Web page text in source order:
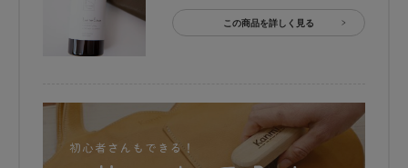
この商品を詳しく見る